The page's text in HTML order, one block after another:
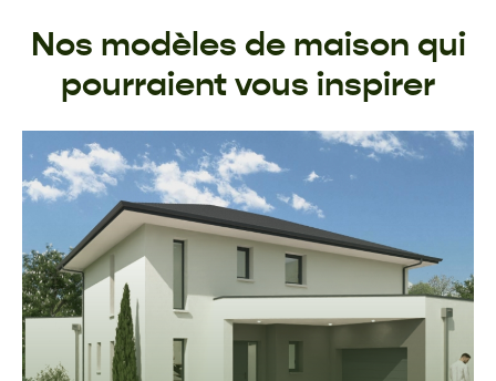
Nos modèles de maison qui
pourraient vous inspirer